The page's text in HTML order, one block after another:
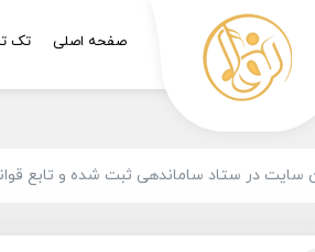
صفحه اصلی تک
سایت در ستاد ساماندهی ثبت شده و تابع